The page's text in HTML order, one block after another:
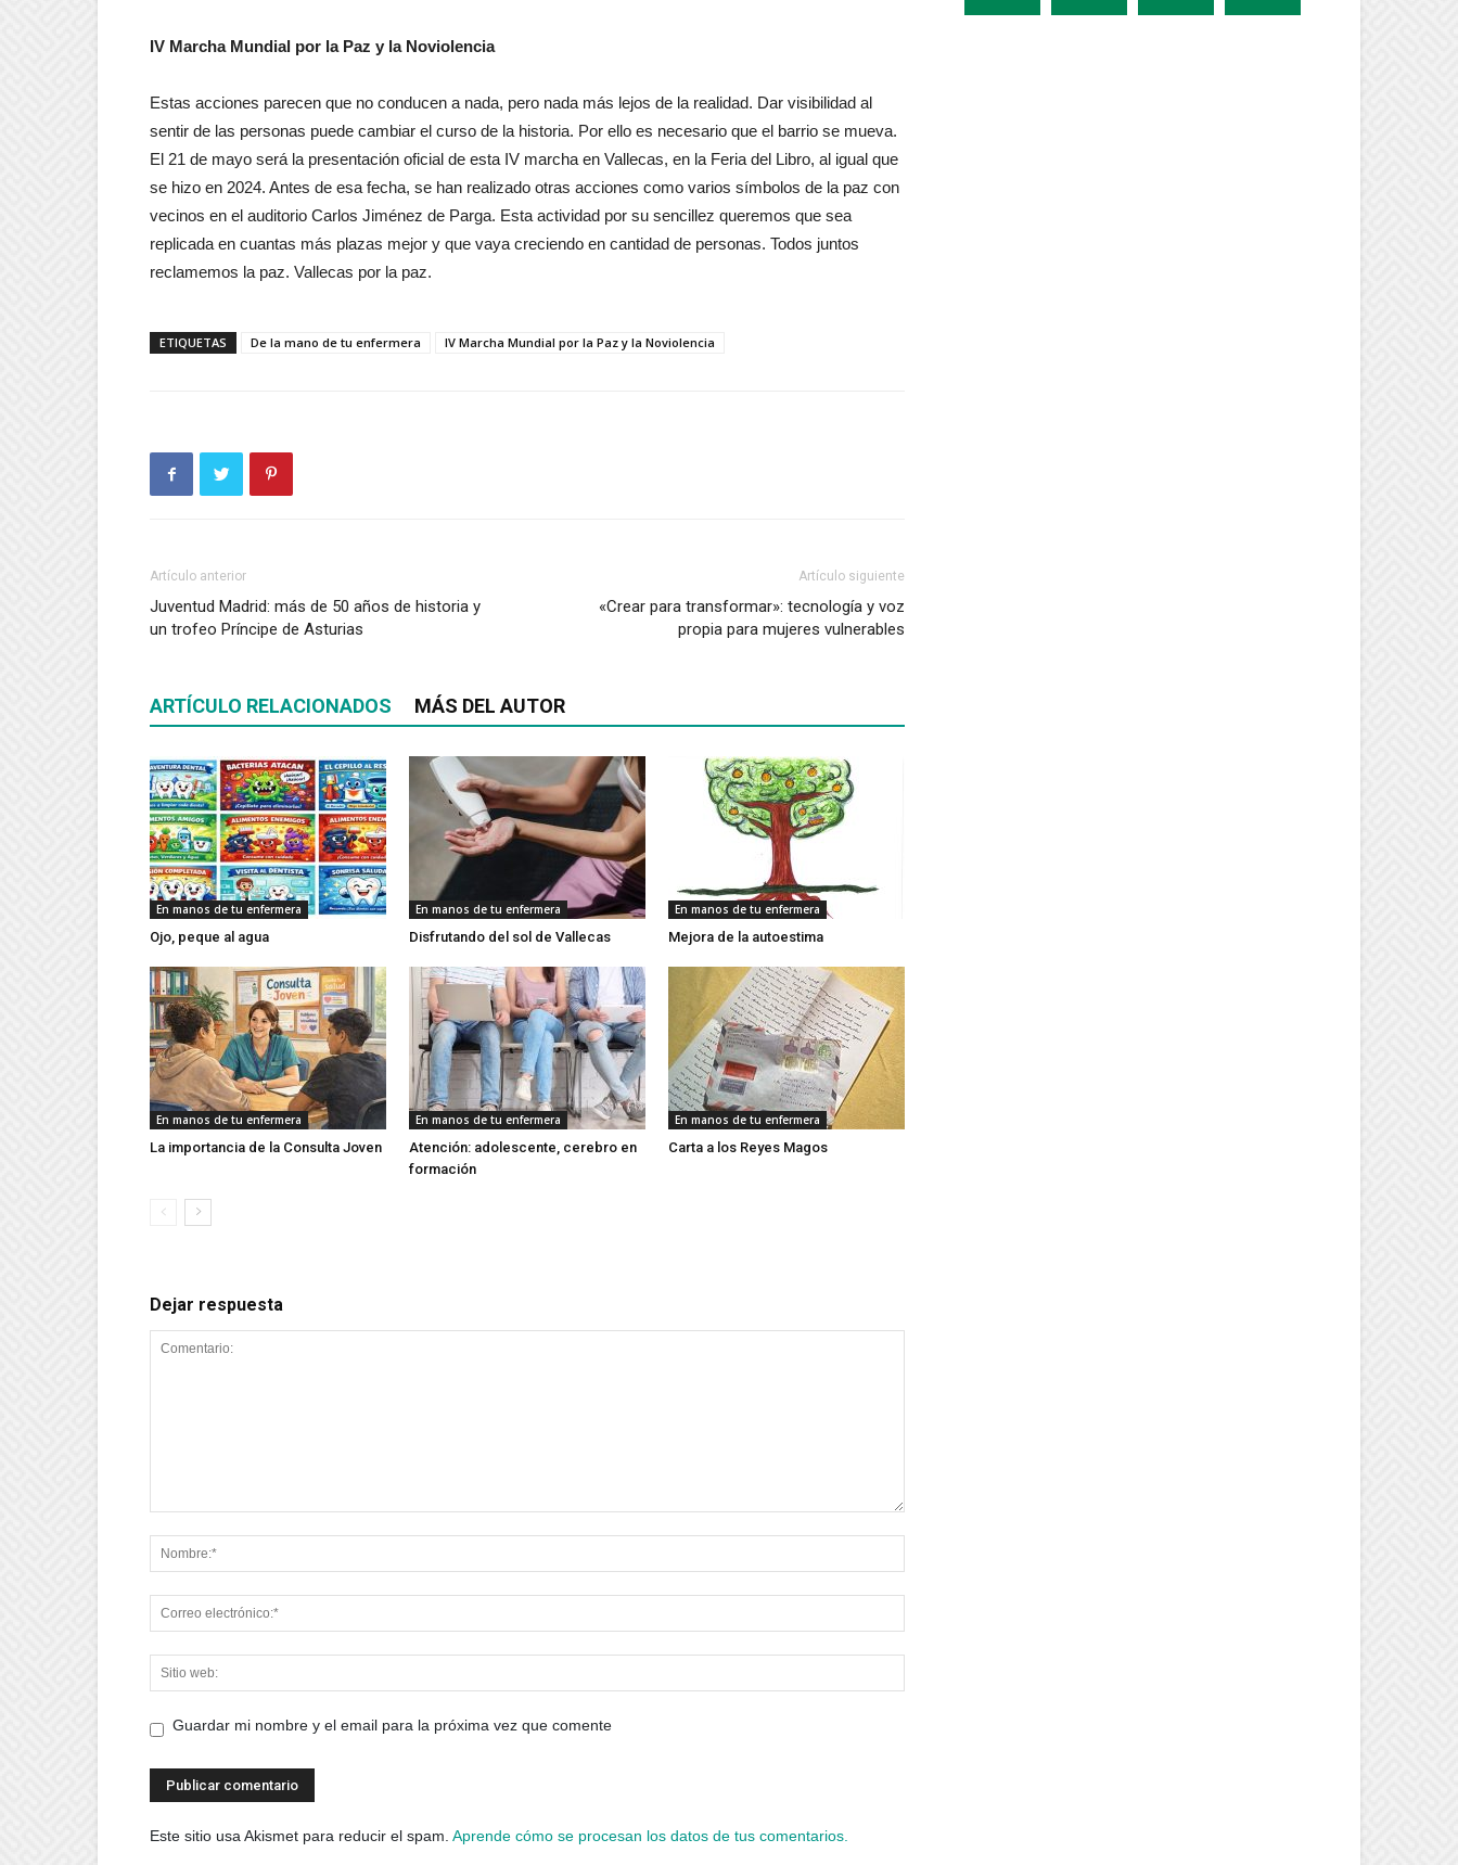
IV Marcha Mundial por la Paz y la Noviolencia
Estas acciones parecen que no conducen a nada, pero nada más lejos de la realidad. Dar visibilidad al
sentir de las personas puede cambiar el curso de la historia. Por ello es necesario que el barrio se mueva.
El 21 de mayo será la presentación oficial de esta IV marcha en Vallecas, en la Feria del Libro, al igual que
se hizo en 2024. Antes de esa fecha, se han realizado otras acciones como varios símbolos de la paz con
vecinos en el auditorio Carlos Jiménez de Parga. Esta actividad por su sencillez queremos que sea
replicada en cuantas más plazas mejor y que vaya creciendo en cantidad de personas. Todos juntos
reclamemos la paz. Vallecas por la paz.
ETIQUETAS De la mano de tu enfermera IV Marcha Mundial por la Paz y la Noviolencia
Artículo anterior
Juventud Madrid: más de 50 años de historia y
un trofeo Príncipe de Asturias
Artículo siguiente
«Crear para transformar»: tecnología y voz
propia para mujeres vulnerables
ARTÍCULO RELACIONADOS MÁS DEL AUTOR
En manos de tu enfermera
Ojo, peque al agua
En manos de tu enfermera
Disfrutando del sol de Vallecas
En manos de tu enfermera
Mejora de la autoestima
En manos de tu enfermera
La importancia de la Consulta Joven
En manos de tu enfermera
Atención: adolescente, cerebro en
formación
En manos de tu enfermera
Carta a los Reyes Magos
Dejar respuesta
Guardar mi nombre y el email para la próxima vez que comente
Este sitio usa Akismet para reducir el spam. Aprende cómo se procesan los datos de tus comentarios.